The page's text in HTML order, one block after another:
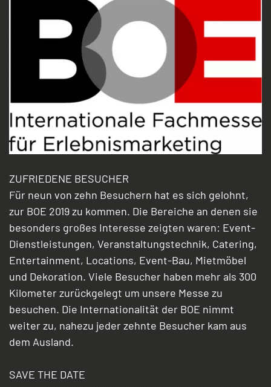
ZUFRIEDENE BESUCHER
Für neun von zehn Besuchern hat es sich gelohnt,
zur BOE 2019 zu kommen. Die Bereiche an denen sie
besonders großes Interesse zeigten waren: Event-
Dienstleistungen, Veranstaltungstechnik, Catering,
Entertainment, Locations, Event-Bau, Mietmöbel
und Dekoration. Viele Besucher haben mehr als 300
Kilometer zurückgelegt um unsere Messe zu
besuchen. Die Internationalität der BOE nimmt
weiter zu, nahezu jeder zehnte Besucher kam aus
dem Ausland.
SAVE THE DATE